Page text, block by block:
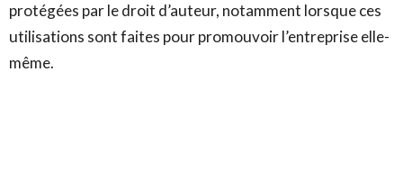
protégées par le droit d’auteur, notamment lorsque ces
utilisations sont faites pour promouvoir l’entreprise elle-
même.